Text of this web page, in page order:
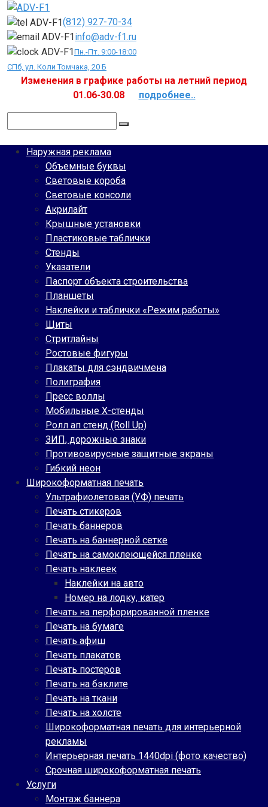
Перейти
контенту
(812) 927-70-34
info@adv-f1.ru
Пн.-Пт. 9:00-18:00
СПб, ул. Коли Томчака, 20 Б
Изменения в графике работы на летний период
01.06-30.08 подробнее..
Наружная реклама
Объемные буквы
Световые короба
Световые консоли
Акрилайт
Крышные установки
Пластиковые таблички
Стенды
Указатели
Паспорт объекта строительства
Планшеты
Наклейки и таблички «Режим работы»
Щиты
Стритлайны
Ростовые фигуры
Плакаты для сэндвичмена
Полиграфия
Пресс воллы
Мобильные Х-стенды
Ролл ап стенд (Roll Up)
ЗИП, дорожные знаки
Противовирусные защитные экраны
Гибкий неон
Широкоформатная печать
Ультрафиолетовая (УФ) печать
Печать стикеров
Печать баннеров
Печать на баннерной сетке
Печать на самоклеющейся пленке
Печать наклеек
Наклейки на авто
Номер на лодку, катер
Печать на перфорированной пленке
Печать на бумаге
Печать афиш
Печать плакатов
Печать постеров
Печать на бэклите
Печать на ткани
Печать на холсте
Широкоформатная печать для интерьерной
рекламы
Интерьерная печать 1440dpi (фото качество)
Срочная широкоформатная печать
Услуги
Монтаж баннера